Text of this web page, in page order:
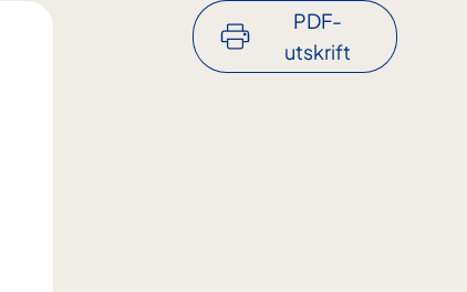
PDF-
utskrift